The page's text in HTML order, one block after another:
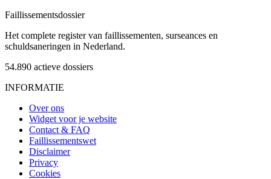
Faillissementsdossier
Het complete register van faillissementen, surseances en
schuldsaneringen in Nederland.
54.890 actieve dossiers
INFORMATIE
Over ons
Widget voor je website
Contact & FAQ
Faillissementswet
Disclaimer
Privacy
Cookies